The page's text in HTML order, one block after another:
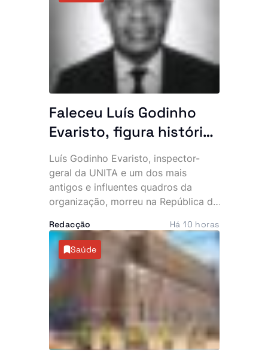
apontadas como as principais causas
do incidente.
Faleceu Luís Godinho
Evaristo, figura histórica
da UNITA e antigo
quadro da BRINDE
Luís Godinho Evaristo, inspector-
geral da UNITA e um dos mais
antigos e influentes quadros da
organização, morreu na República da
falecimento foi confirmado pelo
Secretariado Nacional para
Comunicação e Marketing do
partido, que apresentou
condolências à família, militantes,
simpatizantes e amigos.
Redacção Há 10 horas
Saúde